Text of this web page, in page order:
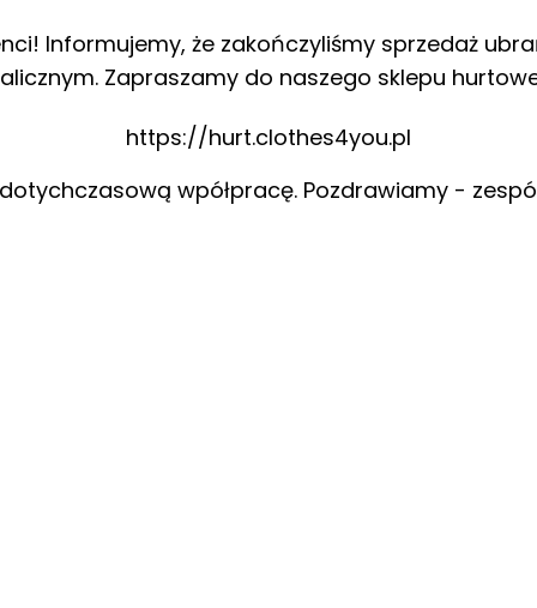
Informujemy, że zakończyliśmy sprzedaż
Zapraszamy do naszego sklepu
https://hurt.clothes4you.pl
wpółpracę. Pozdrawiamy -